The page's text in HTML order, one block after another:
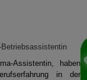
Assistentin, haben
in der